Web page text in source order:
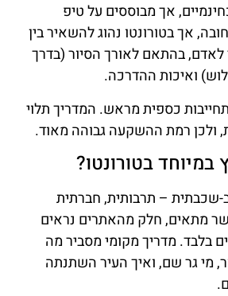
אך מבוססים על טיפ
אך בטורונטו נהוג להשאיר בין
קנדי לאדם, בהתאם לאורך הסיור (בדרך
ואיכות ההדרכה.
כספית מראש. המדריך תלוי
ולכן רמת ההשקעה גבוהה מאוד.
בטורונטו?
שכבתית – תרבותית, חברתית
מתאים, חלק מהאתרים נראים
בלבד. מדריך מקומי מסביר מה
מי גר שם, ואיך העיר השתנתה